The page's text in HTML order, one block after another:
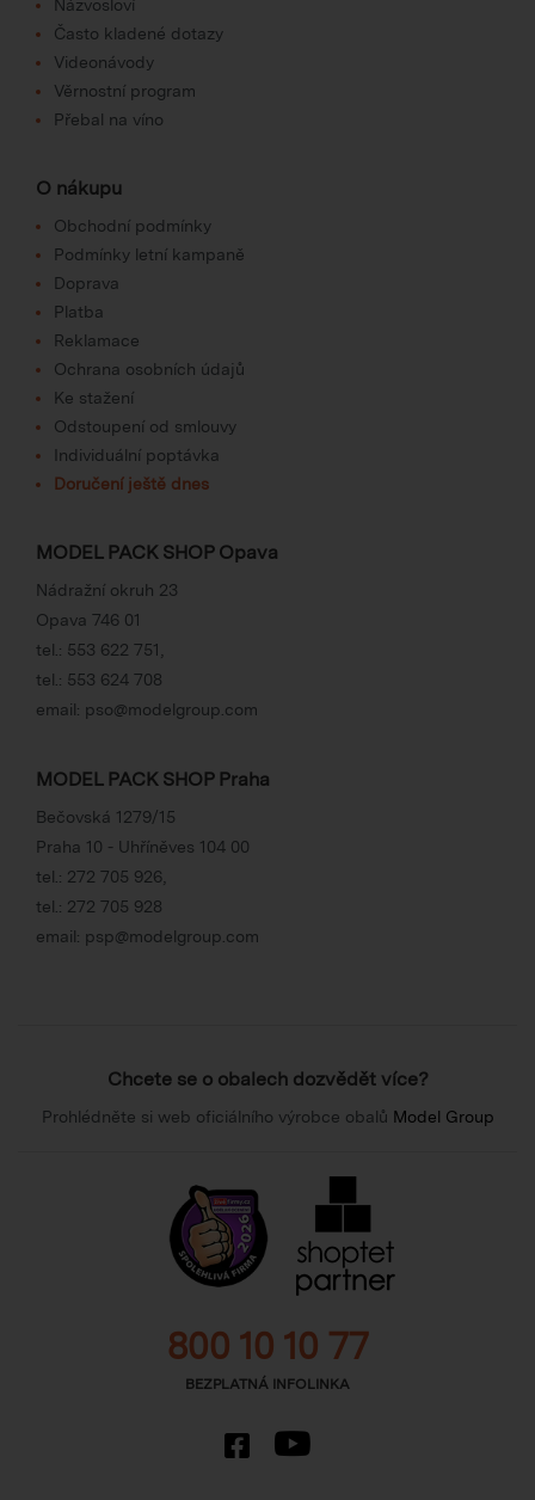
Názvosloví
Často kladené dotazy
Videonávody
Věrnostní program
Přebal na víno
O nákupu
Obchodní podmínky
Podmínky letní kampaně
Doprava
Platba
Reklamace
Ochrana osobních údajů
Ke stažení
Odstoupení od smlouvy
Individuální poptávka
Doručení ještě dnes
MODEL PACK SHOP Opava
Nádražní okruh 23
Opava 746 01
tel.: 553 622 751
tel.: 553 624 708
email: pso@modelgroup.com
MODEL PACK SHOP Praha
Bečovská 1279/15
Praha 10 - Uhříněves 104 00
tel.: 272 705 926
tel.: 272 705 928
email: psp@modelgroup.com
Chcete se o obalech dozvědět více?
Prohlédněte si web oficiálního výrobce obalů Model Group
800 10 10 77
BEZPLATNÁ INFOLINKA